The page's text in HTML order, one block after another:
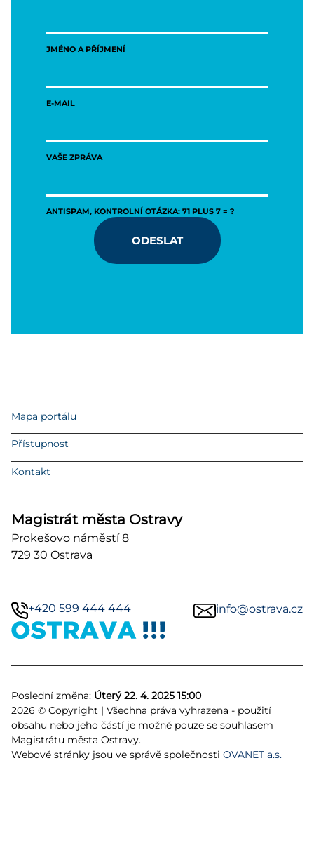
JMÉNO A PŘÍJMENÍ
E-MAIL
VAŠE ZPRÁVA
ANTISPAM, KONTROLNÍ OTÁZKA: 71 PLUS 7 = ?
ODESLAT
Mapa portálu
Přístupnost
Kontakt
Magistrát města Ostravy
Prokešovo náměstí 8
729 30 Ostrava
+420 599 444 444 info@ostrava.cz
Poslední změna: Úterý 22. 4. 2025 15:00
2026 © Copyright | Všechna práva vyhrazena - použití
obsahu nebo jeho částí je možné pouze se souhlasem
Magistrátu města Ostravy.
Webové stránky jsou ve správě společnosti OVANET a.s.